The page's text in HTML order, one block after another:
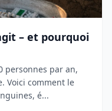
– et pourquoi
personnes par an,
Voici comment le
é...